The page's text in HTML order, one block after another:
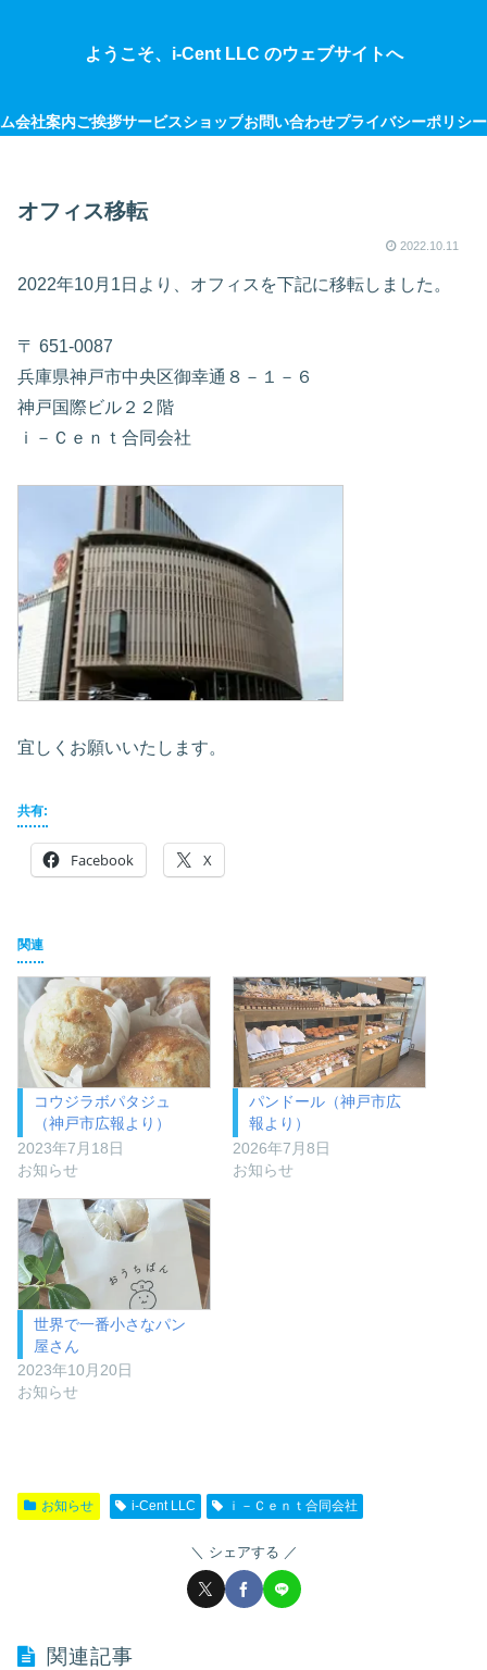
ようこそ、i-Cent LLC のウェブサイトへ
会社案内ご挨拶サービスショップお問い合わせプライバシーポリシー
オフィス移転
2022.10.11
2022年10月1日より、オフィスを下記に移転しました。
〒 651-0087
兵庫県神戸市中央区御幸通８－１－６
神戸国際ビル２２階
ｉ－Ｃｅｎｔ合同会社
宜しくお願いいたします。
共有:
Facebook X
関連
コウジラボパタジュ
（神戸市広報より）
2023年7月18日
お知らせ
パンドール（神戸市広
報より）
2026年7月8日
お知らせ
世界で一番小さなパン
屋さん
2023年10月20日
お知らせ
お知らせ i-Cent LLC ｉ－Ｃｅｎｔ合同会社
シェアする
関連記事